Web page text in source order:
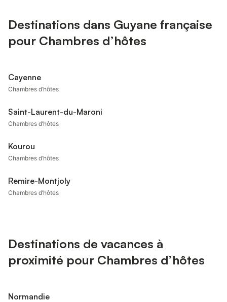
Destinations dans Guyane française
pour Chambres d’hôtes
Cayenne
Chambres d’hôtes
Saint-Laurent-du-Maroni
Chambres d’hôtes
Kourou
Chambres d’hôtes
Remire-Montjoly
Chambres d’hôtes
Destinations de vacances à
proximité pour Chambres d’hôtes
Normandie